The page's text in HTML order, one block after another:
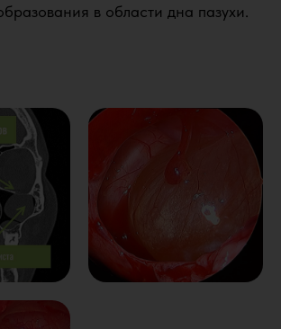
в области дна пазухи.